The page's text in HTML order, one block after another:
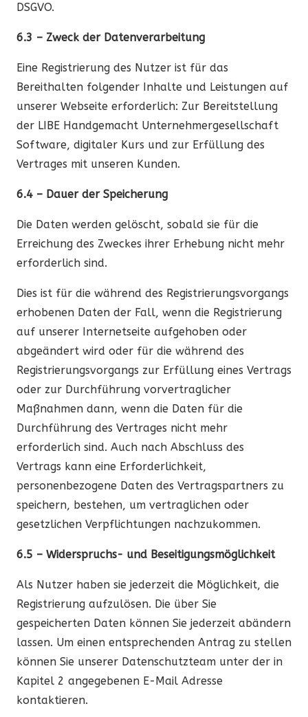
DSGVO.
6.3 – Zweck der Datenverarbeitung
Eine Registrierung des Nutzer ist für das
Bereithalten folgender Inhalte und Leistungen auf
unserer Webseite erforderlich: Zur Bereitstellung
der LIBE Handgemacht Unternehmergesellschaft
Software, digitaler Kurs und zur Erfüllung des
Vertrages mit unseren Kunden.
6.4 – Dauer der Speicherung
Die Daten werden gelöscht, sobald sie für die
Erreichung des Zweckes ihrer Erhebung nicht mehr
erforderlich sind.
Dies ist für die während des Registrierungsvorgangs
erhobenen Daten der Fall, wenn die Registrierung
auf unserer Internetseite aufgehoben oder
abgeändert wird oder für die während des
Registrierungsvorgangs zur Erfüllung eines Vertrags
oder zur Durchführung vorvertraglicher
Maßnahmen dann, wenn die Daten für die
Durchführung des Vertrages nicht mehr
erforderlich sind. Auch nach Abschluss des
Vertrags kann eine Erforderlichkeit,
personenbezogene Daten des Vertragspartners zu
speichern, bestehen, um vertraglichen oder
gesetzlichen Verpflichtungen nachzukommen.
6.5 – Widerspruchs- und Beseitigungsmöglichkeit
Als Nutzer haben sie jederzeit die Möglichkeit, die
Registrierung aufzulösen. Die über Sie
gespeicherten Daten können Sie jederzeit abändern
lassen. Um einen entsprechenden Antrag zu stellen
können Sie unserer Datenschutzteam unter der in
Kapitel 2 angegebenen E-Mail Adresse
kontaktieren.